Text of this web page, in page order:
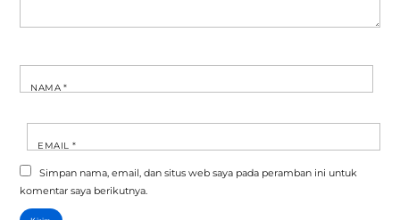
NAMA*
EMAIL *
Simpan nama, email, dan situs web saya pada peramban ini untuk
komentar saya berikutnya.